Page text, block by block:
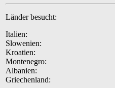
Länder besucht:
Italien:
Slowenien:
Kroatien:
Montenegro:
Albanien:
Griechenland: